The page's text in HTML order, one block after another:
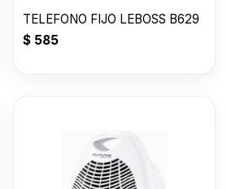
TELEFONO FIJO LEBOSS B629
$ 585